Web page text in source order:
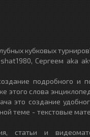
кубковых
Сергеем aka
подробного и
этого слова
это создание
теме - текстовые
статьи и